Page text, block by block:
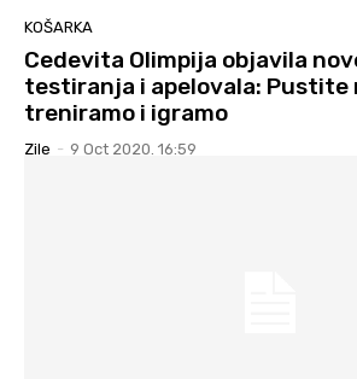
KOŠARKA
Cedevita Olimpija objavila
testiranja i apelovala: Pustite
treniramo i igramo
Zile - 9 Oct 2020. 16:59